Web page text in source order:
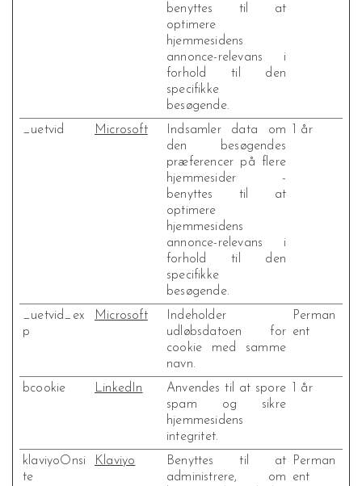
benyttes til at
optimere
hjemmesidens
annonce-relevans i
forhold til den
specifikke
besøgende.
_uetvid Microsoft
Indsamler data om
den besøgendes
præferencer på flere
hjemmesider -
benyttes til at
optimere
hjemmesidens
annonce-relevans i
forhold til den
specifikke
besøgende.
1 år
_uetvid_ex
p
Microsoft
Indeholder
udløbsdatoen for
cookie med samme
navn.
Perman
ent
bcookie LinkedIn
Anvendes til at spore
spam og sikre
hjemmesidens
integritet.
1 år
klaviyoOnsi
te
Klaviyo
Benyttes til at
administrere, om
Perman
ent